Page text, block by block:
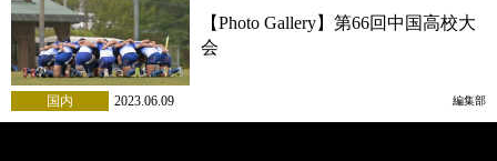
【Photo Gallery】第66回中国高校大
会
国内 2023.06.09 編集部